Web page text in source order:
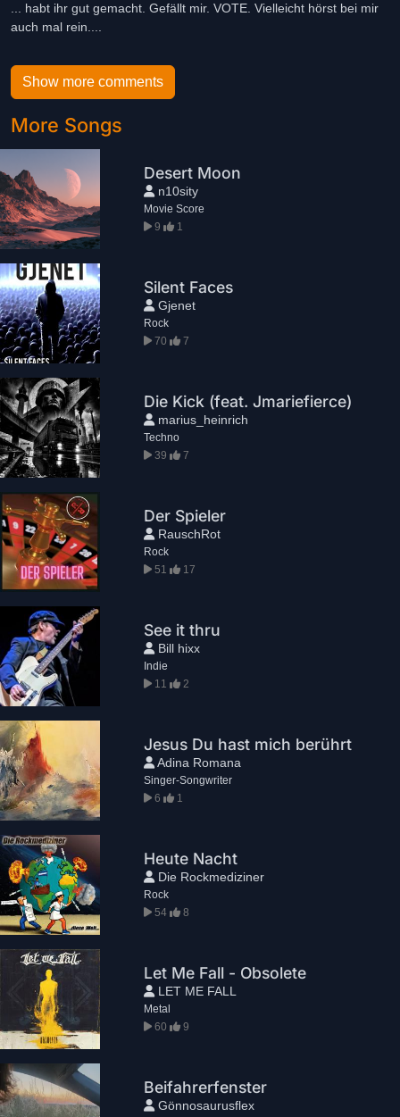
... habt ihr gut gemacht. Gefällt mir. VOTE. Vielleicht hörst bei mir
auch mal rein....
Show more comments
More Songs
Desert Moon
n10sity
Movie Score
9
1
Silent Faces
Gjenet
Rock
70
7
Die Kick (feat. Jmariefierce)
marius_heinrich
Techno
39
7
Der Spieler
RauschRot
Rock
51
17
See it thru
Bill hixx
Indie
11
2
Jesus Du hast mich berührt
Adina Romana
Singer-Songwriter
6
1
Heute Nacht
Die Rockmediziner
Rock
54
8
Let Me Fall - Obsolete
LET ME FALL
Metal
60
9
Beifahrerfenster
Gönnosaurusflex